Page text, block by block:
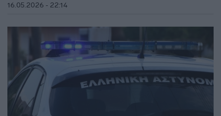
16.05.2026 - 22:14